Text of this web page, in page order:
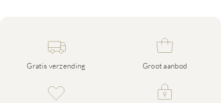
Gratis verzending Groot aanbod